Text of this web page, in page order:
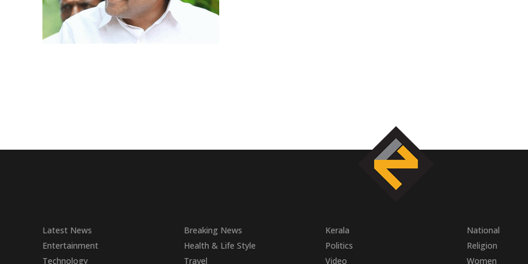
Latest News Breaking News Kerala National
Entertainment
Health & Life Style Politics Religion
Technology
Travel Video Women